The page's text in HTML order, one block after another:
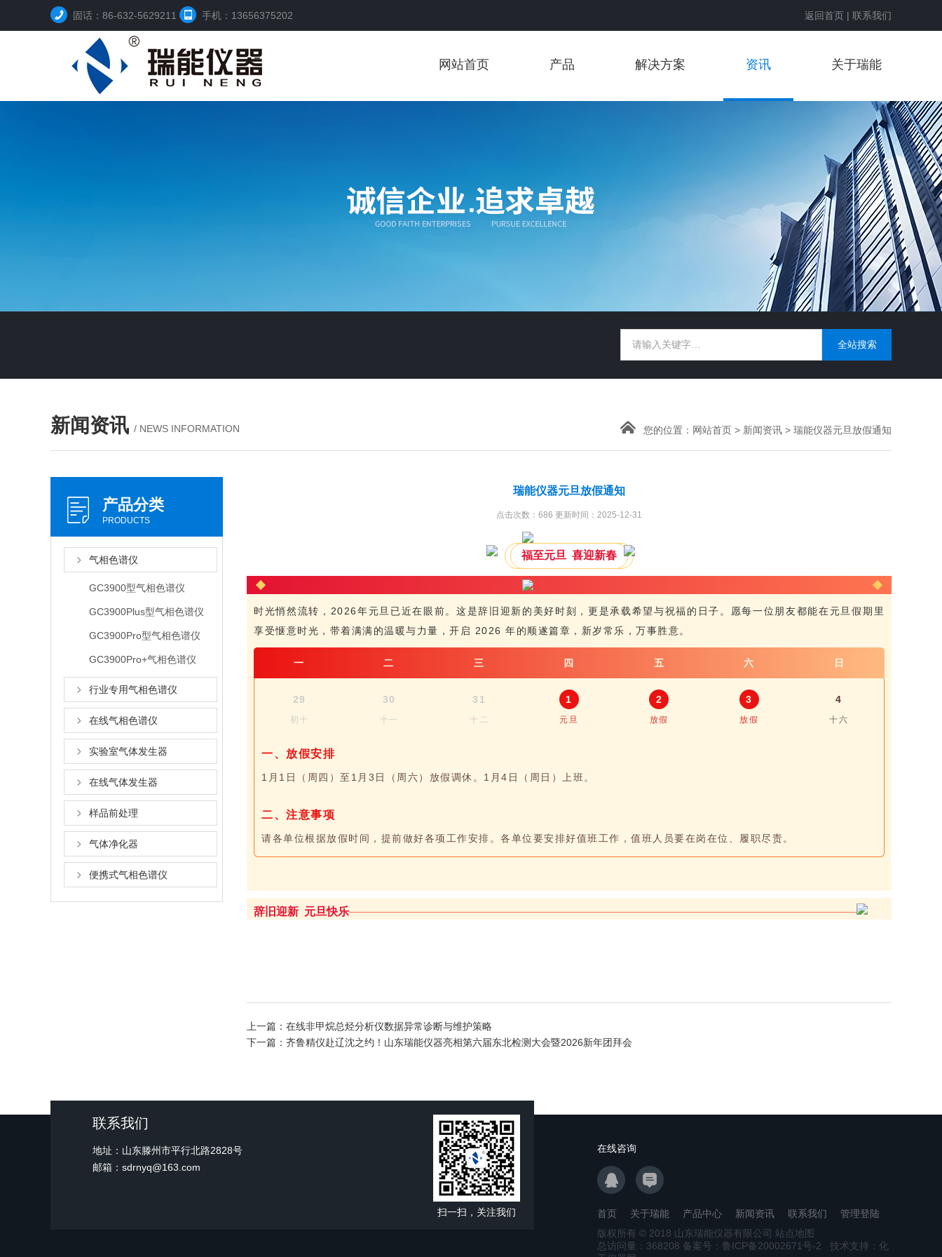
固话：86-632-5629211 手机：13656375202 返回首页 | 联系我们
网站首页 产品 解决方案 资讯 关于瑞能
新闻资讯 / NEWS INFORMATION 您的位置： 网站首页 > 新闻资讯 > 瑞能仪器元旦放假通知
产品分类
PRODUCTS
气相色谱仪
GC3900型气相色谱仪
GC3900Plus型气相色谱仪
GC3900Pro型气相色谱仪
GC3900Pro+气相色谱仪
行业专用气相色谱仪
在线气相色谱仪
实验室气体发生器
在线气体发生器
样品前处理
气体净化器
便携式气相色谱仪
瑞能仪器元旦放假通知
点击次数：686 更新时间：2025-12-31
福至元旦 喜迎新春
时光悄然流转，2026年元旦已近在眼前。这是辞旧迎新的美好时刻，更是承载希望与祝福的日子。愿每一位朋友都能在元旦假期里
享受惬意时光，带着满满的温暖与力量，开启 2026 年的顺遂篇章，新岁常乐，万事胜意。
一 二 三 四 五 六 日
29
初十
30
十一
31
十二
1
元旦
2
放假
3
放假
4
十六
一、放假安排
1月1日（周四）至1月3日（周六）放假调休。1月4日（周日）上班。
二、注意事项
请各单位根据放假时间，提前做好各项工作安排。各单位要安排好值班工作，值班人员要在岗在位、履职尽责。
辞旧迎新 元旦快乐
上一篇： 在线非甲烷总烃分析仪数据异常诊断与维护策略
下一篇： 齐鲁精仪赴辽沈之约！山东瑞能仪器亮相第六届东北检测大会暨2026新年团拜会
联系我们
地址：山东滕州市平行北路2828号
邮箱：sdrnyq@163.com
扫一扫，关注我们
在线咨询
首页 关于瑞能 产品中心 新闻资讯 联系我们
管理登陆
版权所有 © 2018 山东瑞能仪器有限公司 站点地图
总访问量： 368208 备案号： 鲁ICP备20002671号-2 技术支持： 化